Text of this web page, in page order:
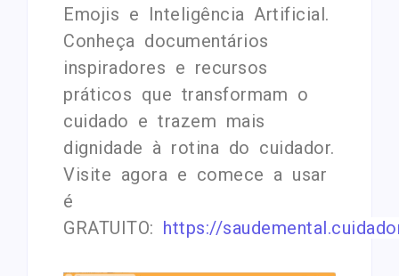
Emojis e Inteligência Artificial.
Conheça documentários
inspiradores e recursos
práticos que transformam o
cuidado e trazem mais
dignidade à rotina do cuidador.
Visite agora e comece a usar
é
GRATUITO: https://